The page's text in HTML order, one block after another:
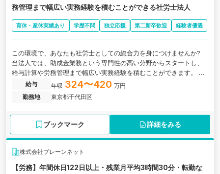
務管理まで幅広い実務経験を積むことができる社労士法人
育休・産休実績あり 学歴不問 独立応援 第二新卒歓迎 経験者優遇
この環境で、あなたも社労士としての総合力を身につけませんか?
当法人では、助成金業務という専門性の高い分野からスタートし、
給与計算や労務管理まで幅広い実務経験を積むことができます。 事
業拡大フェーズだからこそ、様々な業務に挑戦でき、社労士として
の総合的なスキルを習得できる環境です。 将来独立を目指す方にと
っても、理想的なキャリア形成の場となるでしょう。
給与 年収 324〜420 万円
勤務地
東京都千代田区
ブックマーク 詳細をみる
株式会社ブレーンネット
【労務】年間休日122日以上・残業月平均3時間30分・転勤な